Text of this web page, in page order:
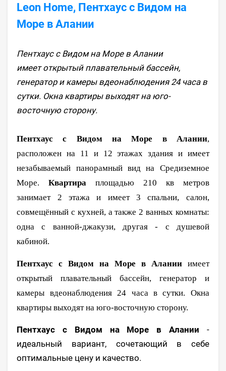
Leon Home, Пентхаус с Видом на
Море в Алании
Пентхаус с Видом на Море в Алании
имеет открытый плавательный бассейн,
генератор и камеры вдеонаблюдения 24 часа в
сутки. Окна квартиры выходят на юго-
восточную сторону.
Пентхаус с Видом на Море в Алании,
расположен на 11 и 12 этажах здания и имеет
незабываемый панорамный вид на Средиземное
Море.Квартира площадью 210 кв метров
занимает 2 этажа и имеет 3 спальни, салон,
совмещённый с кухней, а также 2 ванных комнаты:
одна с ванной-джакузи, другая - с душевой
кабиной.
Пентхаус с Видом на Море в Аланииимеет
открытый плавательный бассейн, генератор и
камеры вдеонаблюдения 24 часа в сутки. Окна
квартиры выходят на юго-восточную сторону.
Пентхаус с Видом на Море в Алании -
идеальный вариант, сочетающий в себе
оптимальные цену и качество.